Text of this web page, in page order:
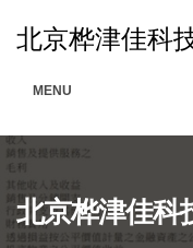
北京桦津佳科
MENU
北京桦津佳科